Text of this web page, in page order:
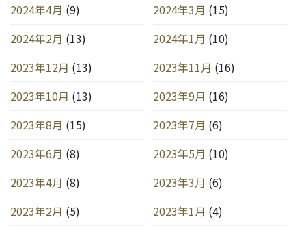
2024年4月 (9) 2024年3月 (15)
2024年2月 (13) 2024年1月 (10)
2023年12月 (13) 2023年11月 (16)
2023年10月 (13) 2023年9月 (16)
2023年8月 (15) 2023年7月 (6)
2023年6月 (8) 2023年5月 (10)
2023年4月 (8) 2023年3月 (6)
2023年2月 (5) 2023年1月 (4)